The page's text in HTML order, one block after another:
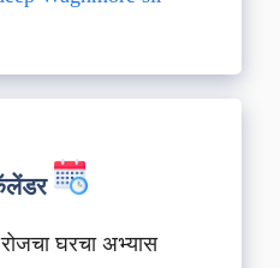
घरचा अभ्यास